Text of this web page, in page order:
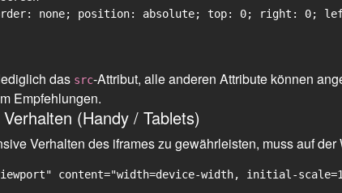
none; position: absolute; top: 0; right: 0;
das src-Attribut, alle anderen Attribute können
Empfehlungen.
(Handy / Tablets)
Verhalten des iframes zu gewährleisten, muss auf
content="width=device-width, initial-